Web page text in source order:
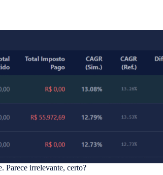
Parece irrelevante, certo?